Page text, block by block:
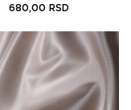
680,00 RSD